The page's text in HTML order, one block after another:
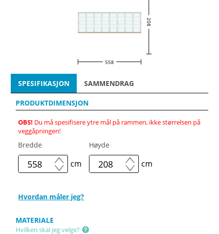
208
558
SPESIFIKASJON SAMMENDRAG
PRODUKTDIMENSJON
OBS! Du må spesifisere ytre mål på rammen, ikke størrelsen på
veggåpningen!
Bredde
cm
Høyde
cm
Hvordan måler jeg?
MATERIALE
Hvilken skal jeg velge?